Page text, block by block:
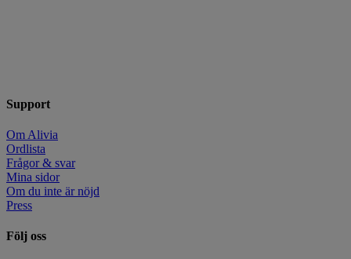
Support
Om Alivia
Ordlista
Frågor & svar
Mina sidor
Om du inte är nöjd
Press
Följ oss